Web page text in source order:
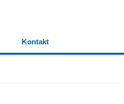
Kontakt